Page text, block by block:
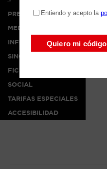
PRENSA
MEDIA
INFO
SINOPSIS
FICHA ARTÍSTICA
SOCIAL
TARIFAS ESPECIALES
ACCESIBILIDAD